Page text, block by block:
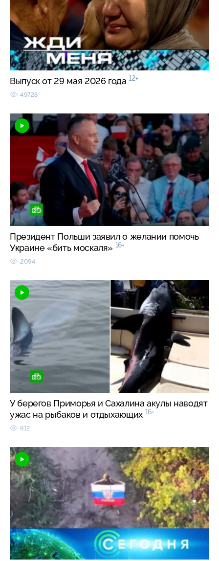
Выпуск от 29 мая 2026 года 12+
49728
Президент Польши заявил о желании помочь
Украине «бить москаля» 16+
2094
У берегов Приморья и Сахалина акулы наводят
ужас на рыбаков и отдыхающих 16+
912